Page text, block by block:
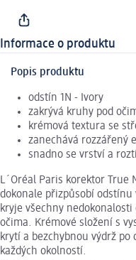
Informace o produktu
Popis produktu
odstín 1N - Ivory
zakrývá kruhy pod
krémová textura se
zanechává rozzářený
snadno se vrství a
L´Oréal Paris korektor True
dokonale přizpůsobí
kryje všechny
očima. Krémové složení s
krytí a bezchybnou výdrž
každých okolností.